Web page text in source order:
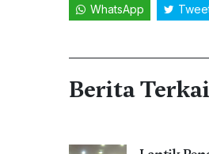
WhatsApp
Berita